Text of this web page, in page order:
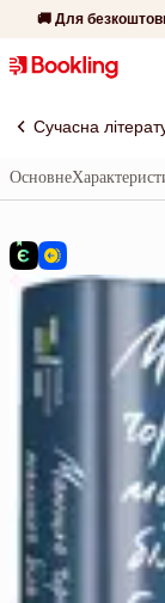
🚚 Для
Сучасна
Основне